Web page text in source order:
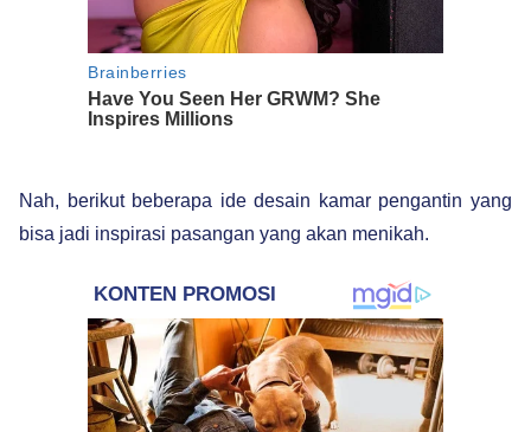
Nah, berikut beberapa ide desain kamar pengantin yang
bisa jadi inspirasi pasangan yang akan menikah.